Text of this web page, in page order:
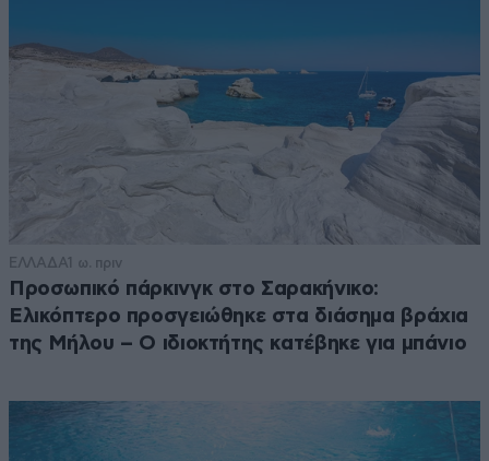
ΕΛΛΑΔΑ1 ω. πριν
Προσωπικό πάρκινγκ στο Σαρακήνικο:
Ελικόπτερο προσγειώθηκε στα διάσημα βράχια
της Μήλου – Ο ιδιοκτήτης κατέβηκε για μπάνιο